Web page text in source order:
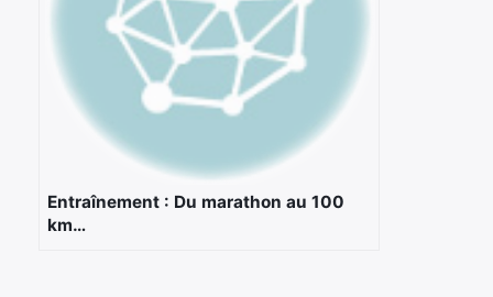
Entraînement : Du marathon au 100
km…